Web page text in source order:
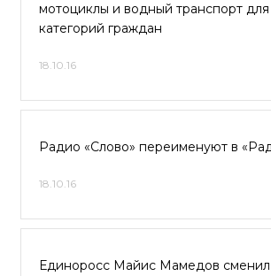
мотоциклы и водный транспорт для
категорий граждан
18.10.16
Радио «Слово» переименуют в
18.10.16
Единоросс Майис Мамедов